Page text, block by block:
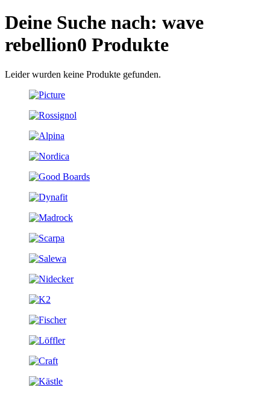
Deine Suche nach: wave
rebellion0 Produkte
Leider wurden keine Produkte gefunden.